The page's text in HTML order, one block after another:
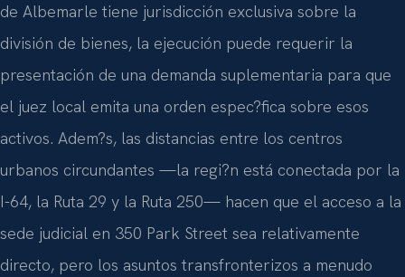
de Albemarle tiene jurisdicción exclusiva sobre la
división de bienes, la ejecución puede requerir la
presentación de una demanda suplementaria para que
el juez local emita una orden espec?fica sobre esos
activos. Adem?s, las distancias entre los centros
urbanos circundantes —la regi?n está conectada por la
I-64, la Ruta 29 y la Ruta 250— hacen que el acceso a la
sede judicial en 350 Park Street sea relativamente
directo, pero los asuntos transfronterizos a menudo